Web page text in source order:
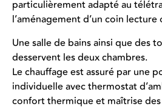
particulièrement adapté au
l’aménagement d’un coin lecture
Une salle de bains ainsi que des
desservent les deux chambres.
Le chauffage est assuré par une
individuelle avec thermostat
confort thermique et maîtrise